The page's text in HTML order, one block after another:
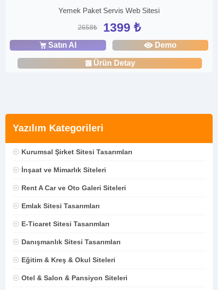
Yazılım Kategorileri
Kurumsal Şirket Sitesi Tasarımları
İnşaat ve Mimarlık Siteleri
Rent A Car ve Oto Galeri Siteleri
Emlak Sitesi Tasarımları
E-Ticaret Sitesi Tasarımları
Danışmanlık Sitesi Tasarımları
Eğitim & Kreş & Okul Siteleri
Otel & Salon & Pansiyon Siteleri
Yemek Paket Servis Web Sitesi
2658₺ 1399 ₺
Satın Al Demo
Ürün Detay